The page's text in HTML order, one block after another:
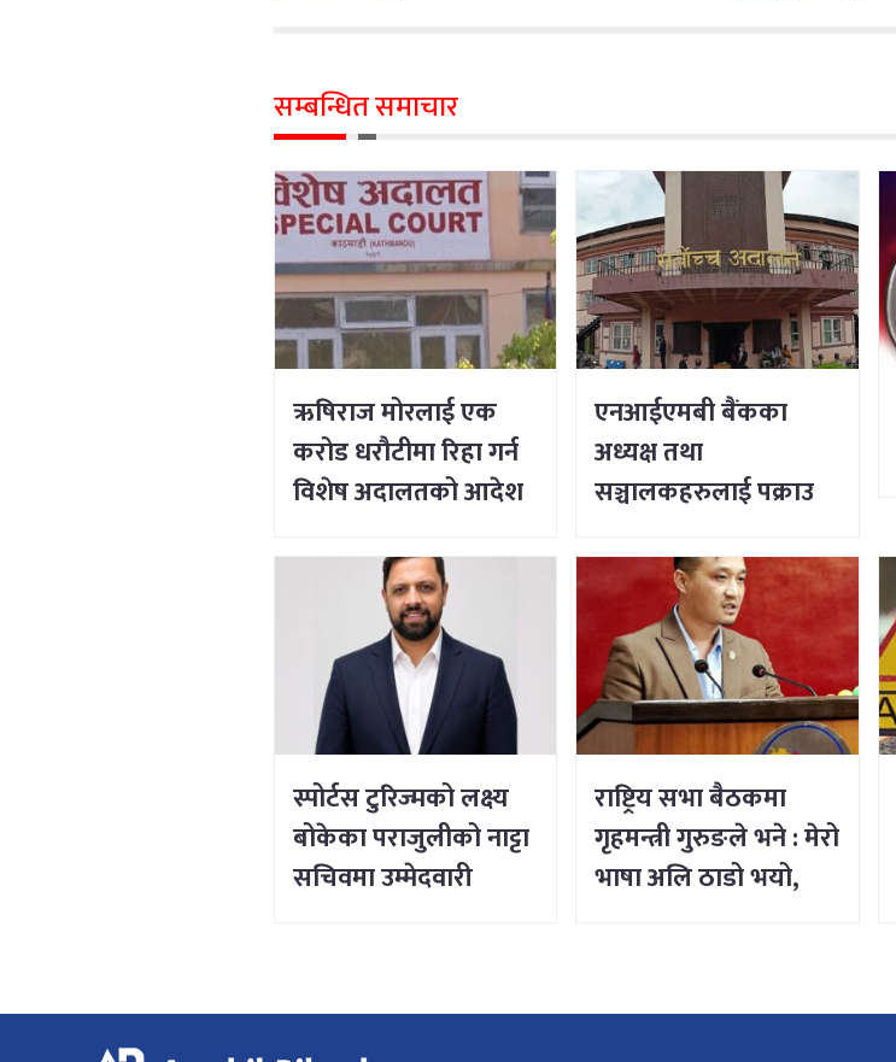
सम्बन्धित समाचार
ऋषिराज मोरलाई एक
करोड धरौटीमा रिहा गर्न
विशेष अदालतको आदेश
एनआईएमबी बैंकका
अध्यक्ष तथा
सञ्चालकहरुलाई पक्राउ
स्पोर्टस टुरिज्मको लक्ष्य
बोकेका पराजुलीको नाट्टा
सचिवमा उम्मेदवारी
राष्ट्रिय सभा बैठकमा
गृहमन्त्री गुरुङले भने : मेरो
भाषा अलि ठाडो भयो,